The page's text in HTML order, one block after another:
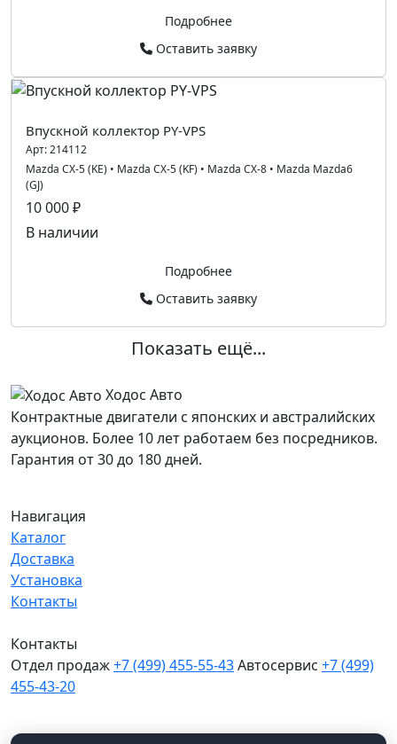
Подробнее
Оставить заявку
Впускной коллектор PY-VPS
Арт:214112
Mazda CX-5 (KE) • Mazda CX-5 (KF) • Mazda CX-8 • Mazda Mazda6
(GJ)
10 000 ₽
В наличии
Подробнее
Оставить заявку
Показать ещё...
Ходос Авто
Контрактные двигатели с японских и австралийских
аукционов. Более 10 лет работаем без посредников.
Гарантия от 30 до 180 дней.
Навигация
Каталог
Доставка
Установка
Контакты
Контакты
Отдел продаж+7 (499) 455-55-43Автосервис +7 (499)
455-43-20